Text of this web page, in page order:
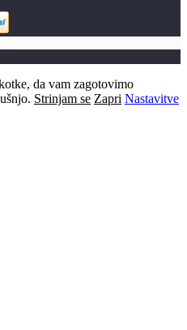
da vam zagotovimo
Strinjam se Zapri Nastavitve